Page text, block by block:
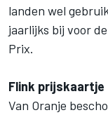
landen wel
jaarlijks bij voor
Prix.
Flink prijskaartje
Van Oranje